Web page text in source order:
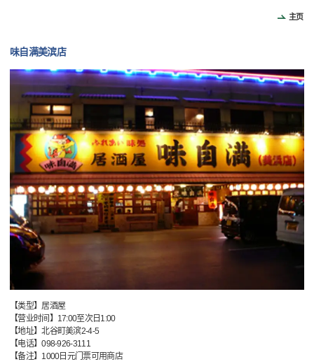
主页
味自满美滨店
【类型】居酒屋
【营业时间】17:00至次日1:00
【地址】北谷町美滨2-4-5
【电话】098-926-3111
【备注】1000日元门票可用商店